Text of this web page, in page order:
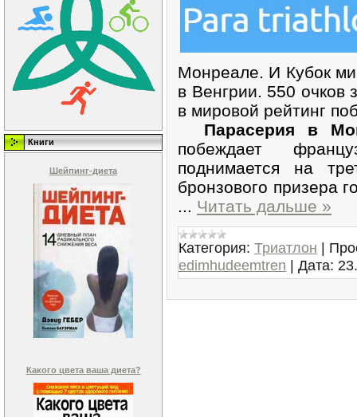
Книги
Шейпинг-диета
Какого цвета ваша диета?
Монреале. И Кубок
в Венгрии. 550 очков
в мировой рейтинг
Парасерия в
побеждает
поднимается на
бронзового призера
... Читать дальше »
Категория: Триатлон |
edimhudeemtren | Дата: